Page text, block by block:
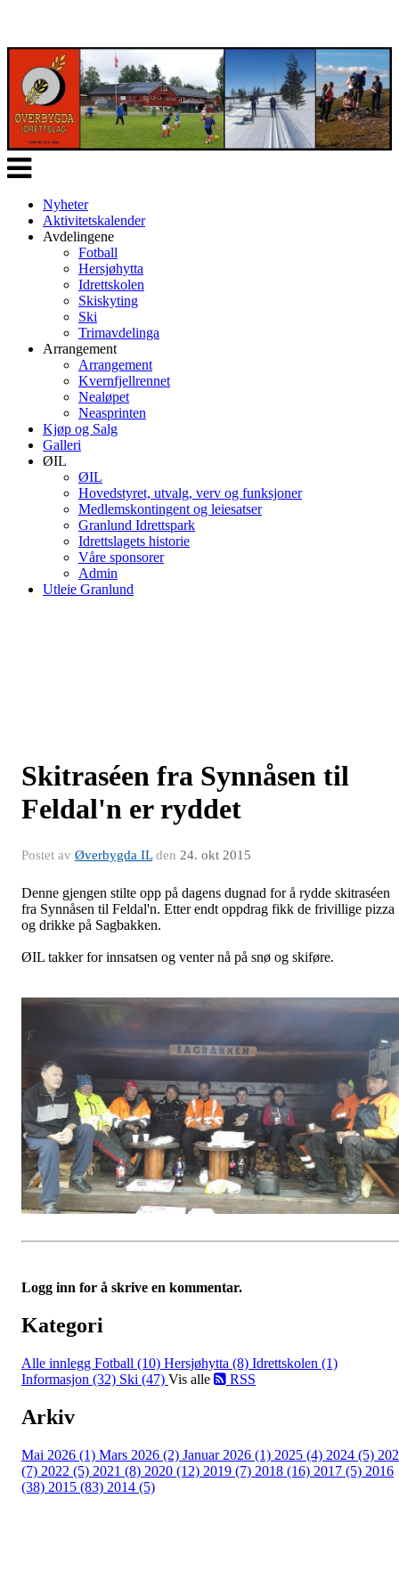
Veksle
navigasjon
Nyheter
Aktivitetskalender
Avdelingene
Fotball
Hersjøhytta
Idrettskolen
Skiskyting
Ski
Trimavdelinga
Arrangement
Arrangement
Kvernfjellrennet
Nealøpet
Neasprinten
Kjøp og Salg
Galleri
ØIL
ØIL
Hovedstyret, utvalg, verv og funksjoner
Medlemskontingent og leiesatser
Granlund Idrettspark
Idrettslagets historie
Våre sponsorer
Admin
Utleie Granlund
Skitraséen fra Synnåsen til
Feldal'n er ryddet
Postet av Øverbygda ILden 24. okt 2015
Denne gjengen stilte opp på dagens dugnad for å rydde skitraséen
fra Synnåsen til Feldal'n. Etter endt oppdrag fikk de frivillige pizza
og drikke på Sagbakken.
ØIL takker for innsatsen og venter nå på snø og skiføre.
Logg inn for å skrive en kommentar.
Kategori
Alle innlegg Fotball (10) Hersjøhytta (8) Idrettskolen (1)
Informasjon (32) Ski (47) Vis alle RSS
Arkiv
Mai 2026 (1) Mars 2026 (2) Januar 2026 (1) 2025 (4) 2024 (5)
(7) 2022 (5) 2021 (8) 2020 (12) 2019 (7) 2018 (16) 2017 (5) 2016
(38) 2015 (83) 2014 (5)